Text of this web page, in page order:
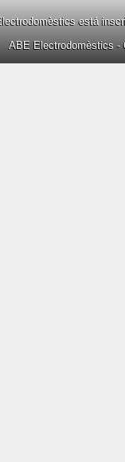
está
ABE Electrodomèstics -